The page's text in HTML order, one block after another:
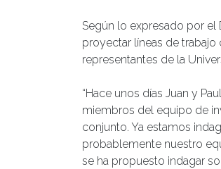
Según lo expresado por el
proyectar líneas de
representantes de la
“Hace unos días Juan y
miembros del equipo de
conjunto. Ya estamos
probablemente nuestro
se ha propuesto indagar